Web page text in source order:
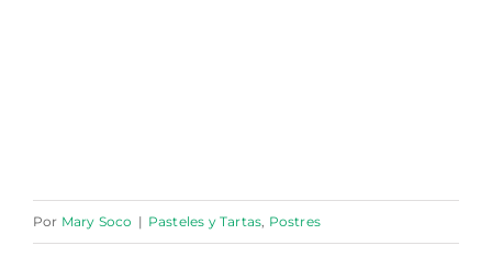
Por Mary Soco | Pasteles y Tartas, Postres